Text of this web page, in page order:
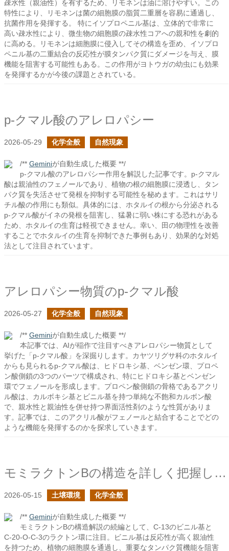
疎水性（親油性）を有するため、リモネンは油に溶けやすい。この
特性により、リモネンは菌の細胞膜の脂質二重層を容易に通過し、
抗菌作用を発揮する。 特にイソプロペニル基は、立体的で非常に
高い疎水性により、微生物の細胞膜の疎水性コアへの親和性を劇的
に高める。リモネンは細胞膜に侵入してその構造を歪め、イソプロ
ペニル基の二重結合の反応性が膜タンパク質にダメージを与え、膜
機能を阻害する可能性もある。この作用がヨトウガの幼虫にも効果
を発揮するかが今後の課題とされている。
p-クマル酸のアレロパシー
2026-05-29 化学全般 自然現象
/** Geminiが自動生成した概要 **/
p-クマル酸のアレロパシー作用を解説した記事です。p-クマル
酸は親油性のフェノールであり、植物の根の細胞膜に浸透し、タン
パク質を失活させて発根を抑制する可能性を秘めます。これはサリ
チル酸の作用にも類似。具体的には、ホタルイの根から分泌される
p-クマル酸がイネの発根を阻害し、猛暑に弱い株にする恐れがある
ため、ホタルイの生育は軽視できません。幸い、田の物理性を改善
することでホタルイの生育を抑制できた事例もあり、効果的な対処
法として注目されています。
アレロパシー物質のp-クマル酸
2026-05-27 化学全般 自然現象
/** Geminiが自動生成した概要 **/
本記事では、AIが稲作で注目すべきアレロパシー物質として
挙げた「p-クマル酸」を深掘りします。カヤツリグサ科のホタルイ
からも見られるp-クマル酸は、ヒドロキシ基、ベンゼン環、プロペ
ン酸側鎖の3つのパーツで構成され、特にヒドロキシ基とベンゼン
環でフェノールを形成します。プロペン酸側鎖の骨格であるアクリ
ル酸は、カルボキシ基とビニル基を持つ単純な不飽和カルボン酸
で、親水性と親油性を併せ持つ界面活性剤のような性質がありま
す。記事では、このアクリル酸がフェノールと結合することでどの
ような機能を発揮するのかを探求していきます。
モミラクトンBの構造を詳しく把握したいの続き
2026-05-15 土壌環境 化学全般
/** Geminiが自動生成した概要 **/
モミラクトンBの構造解説の続編として、C-13のビニル基と
C-20-O-C-3のラクトン環に注目。ビニル基は反応性が高く親油性
を持つため、植物の細胞膜を通過し、重要なタンパク質機能を阻害